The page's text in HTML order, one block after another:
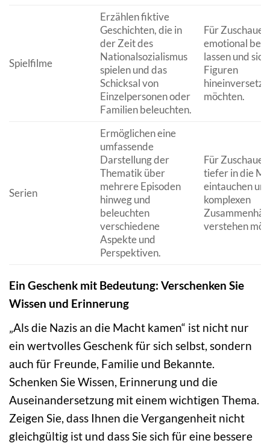
Spielfilme
Erzählen fiktive
Geschichten, die in
der Zeit des
Nationalsozialismus
spielen und das
Schicksal von
Einzelpersonen oder
Familien beleuchten.
Für
emotional
lassen und
Figuren
möchten.
Serien
Ermöglichen eine
umfassende
Darstellung der
Thematik über
mehrere Episoden
hinweg und
beleuchten
verschiedene
Aspekte und
Perspektiven.
Für
tiefer in die
eintauchen
komplexen
verstehen
Ein Geschenk mit Bedeutung: Verschenken Sie
Wissen und Erinnerung
„Als die Nazis an die Macht kamen“ ist nicht nur
ein wertvolles Geschenk für sich selbst, sondern
auch für Freunde, Familie und Bekannte.
Schenken Sie Wissen, Erinnerung und die
Auseinandersetzung mit einem wichtigen Thema.
Zeigen Sie, dass Ihnen die Vergangenheit nicht
gleichgültig ist und dass Sie sich für eine bessere